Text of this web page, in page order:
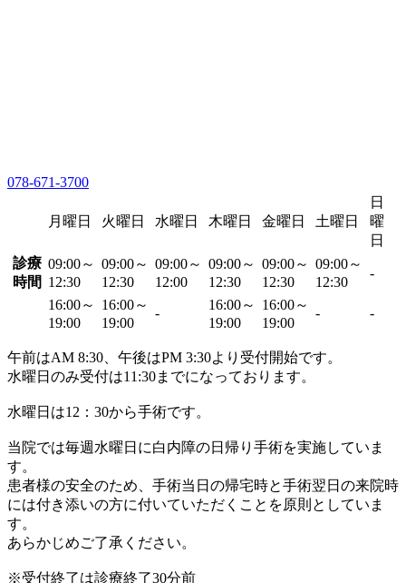
078-671-3700
月曜日 火曜日 水曜日 木曜日 金曜日 土曜日
日
曜
日
診療
時間
09:00～
12:30
09:00～
12:30
09:00～
12:00
09:00～
12:30
09:00～
12:30
09:00～
12:30
-
16:00～
19:00
16:00～
19:00
-
16:00～
19:00
16:00～
19:00
- -
午前はAM 8:30、午後はPM 3:30より受付開始です。
水曜日のみ受付は11:30までになっております。
水曜日は12：30から手術です。
当院では毎週水曜日に白内障の日帰り手術を実施していま
す。
患者様の安全のため、手術当日の帰宅時と手術翌日の来院時
には付き添いの方に付いていただくことを原則としていま
す。
あらかじめご了承ください。
※受付終了は診療終了30分前